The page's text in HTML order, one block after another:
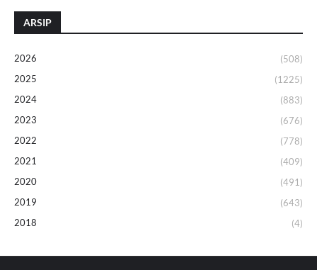
ARSIP
2026
(508)
2025
(1225)
2024
(883)
2023
(676)
2022
(778)
2021
(409)
2020
(491)
2019
(643)
2018
(4)